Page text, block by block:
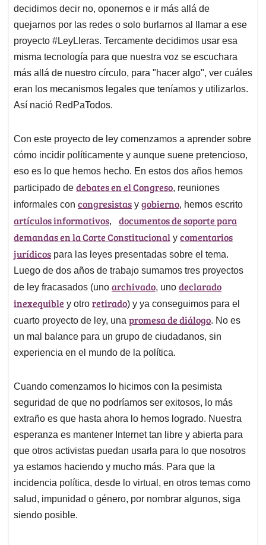
decidimos decir no, oponernos e ir más allá de
quejarnos por las redes o solo burlarnos al llamar a ese
proyecto #LeyLleras. Tercamente decidimos usar esa
misma tecnología para que nuestra voz se escuchara
más allá de nuestro círculo, para "hacer algo", ver cuáles
eran los mecanismos legales que teníamos y utilizarlos.
Así nació RedPaTodos.
Con este proyecto de ley comenzamos a aprender sobre
cómo incidir políticamente y aunque suene pretencioso,
eso es lo que hemos hecho. En estos dos años hemos
participado de debates en el Congreso, reuniones
informales con congresistas y gobierno, hemos escrito
artículos informativos, documentos de soporte para
demandas en la Corte Constitucional y comentarios
jurídicos para las leyes presentadas sobre el tema.
Luego de dos años de trabajo sumamos tres proyectos
de ley fracasados (uno archivado, uno declarado
inexequible y otro retirado) y ya conseguimos para el
cuarto proyecto de ley, una promesa de diálogo. No es
un mal balance para un grupo de ciudadanos, sin
experiencia en el mundo de la política.
Cuando comenzamos lo hicimos con la pesimista
seguridad de que no podríamos ser exitosos, lo más
extraño es que hasta ahora lo hemos logrado. Nuestra
esperanza es mantener Internet tan libre y abierta para
que otros activistas puedan usarla para lo que nosotros
ya estamos haciendo y mucho más. Para que la
incidencia política, desde lo virtual, en otros temas como
salud, impunidad o género, por nombrar algunos, siga
siendo posible.